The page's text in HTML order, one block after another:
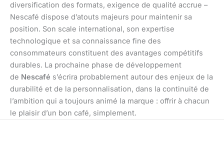
diversification des formats, exigence de qualité accrue –
Nescafé dispose d’atouts majeurs pour maintenir sa
position. Son scale international, son expertise
technologique et sa connaissance fine des
consommateurs constituent des avantages compétitifs
durables. La prochaine phase de développement
de Nescafé s’écrira probablement autour des enjeux de la
durabilité et de la personnalisation, dans la continuité de
l’ambition qui a toujours animé la marque : offrir à chacun
le plaisir d’un bon café, simplement.